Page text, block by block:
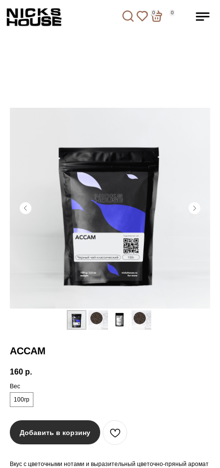
0
0
АССАМ
160 р.
Вес
100гр
Добавить в корзину
Вкус с цветочными нотами и выразительный цветочно-пряный аромат